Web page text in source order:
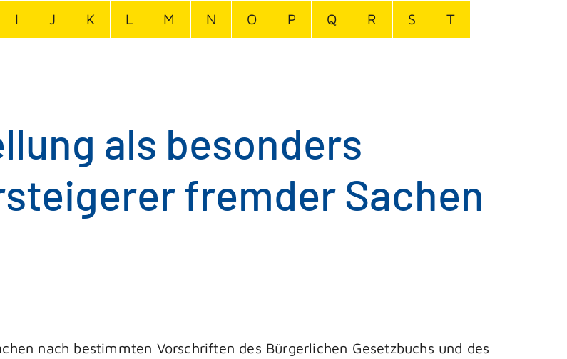
I J K L M N O P Q R S T
als besonders
fremder Sachen
nach bestimmten Vorschriften des Bürgerlichen Gesetzbuchs und des